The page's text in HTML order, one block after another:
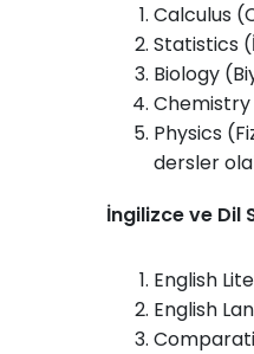
Calculus
Statistics
Biology
Physics
dersler
İngilizce ve Dil
English
English